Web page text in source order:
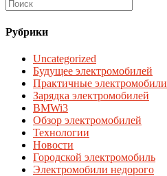
Рубрики
Uncategorized
Будущее электромобилей
Практичные электромобили
Зарядка электромобилей
BMWi3
Обзор электромобилей
Технологии
Новости
Городской электромобиль
Электромобили недорого